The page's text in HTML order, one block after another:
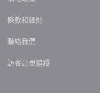
條款和細則
聯絡我們
訪客訂單追蹤